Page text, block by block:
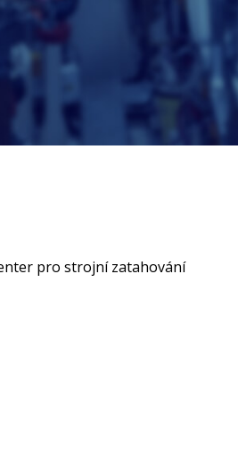
pro strojní zatahování